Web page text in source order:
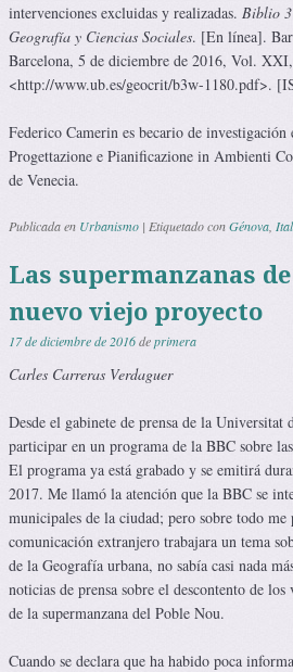
intervenciones excluidas y realizadas. Biblio
Geografía y Ciencias Sociales. [En línea].
Barcelona, 5 de diciembre de 2016, Vol.
<http://www.ub.es/geocrit/b3w-1180.pdf>.
Federico Camerin es becario de investigación
Progettazione e Pianificazione in Ambienti
de Venecia.
Publicada en Urbanismo | Etiquetado conGénova
Las supermanzanas
nuevo viejo proyecto
17 de diciembre de 2016deprimera
Carles Carreras Verdaguer
Desde el gabinete de prensa de la Universitat
participar en un programa de la BBC sobre
El programa ya está grabado y se emitirá
2017. Me llamó la atención que la BBC se
municipales de la ciudad; pero sobre todo
comunicación extranjero trabajara un tema
de la Geografía urbana, no sabía casi nada
noticias de prensa sobre el descontento de
de la supermanzana del Poble Nou.
Cuando se declara que ha habido poca